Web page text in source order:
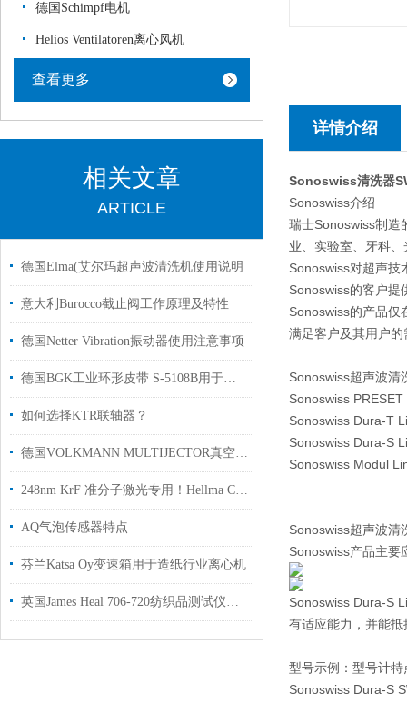
德国Schimpf电机
Helios Ventilatoren离心风机
查看更多
相关文章
ARTICLE
德国Elma(艾尔玛超声波清洗机使用说明
意大利Burocco截止阀工作原理及特性
德国Netter Vibration振动器使用注意事项
德国BGK工业环形皮带 S-5108B用于汽车行业硅胶涂层涤棉面料
如何选择KTR联轴器？
德国VOLKMANN MULTIJECTOR真空泵G 4500操作手册
248nm KrF 准分子激光专用！Hellma CaF₂单晶光学板详解
AQ气泡传感器特点
芬兰Katsa Oy变速箱用于造纸行业离心机
英国James Heal 706-720纺织品测试仪现货工厂授权经销商
详情介绍
Sonoswiss清洗器
Sonoswiss介绍
瑞士Sonoswiss制造
业、实验室、牙科
Sonoswiss对超声技
Sonoswiss的客户提
Sonoswiss的产品仅
满足客户及其用户
Sonoswiss超声波清
Sonoswiss
Sonoswiss Dura-T
Sonoswiss Dura-S
Sonoswiss Modul
Sonoswiss超声波清
Sonoswiss产品主要
Sonoswiss Dura-S
有适应能力，并能
型号示例：型号计特
Sonoswiss Dura-S